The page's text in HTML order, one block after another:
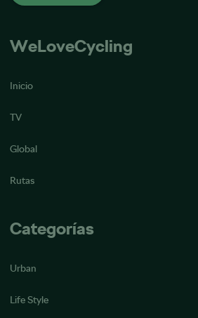
WeLoveCycling
Inicio
TV
Global
Rutas
Categorías
Urban
Life Style